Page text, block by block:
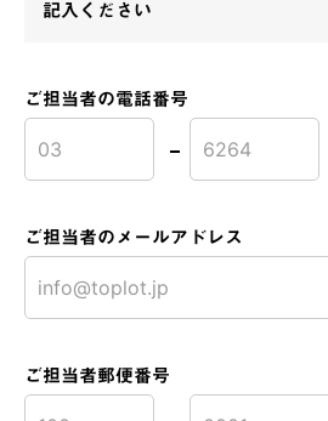
記入ください
ご担当者の電話番号
ご担当者のメールアドレス
ご担当者郵便番号